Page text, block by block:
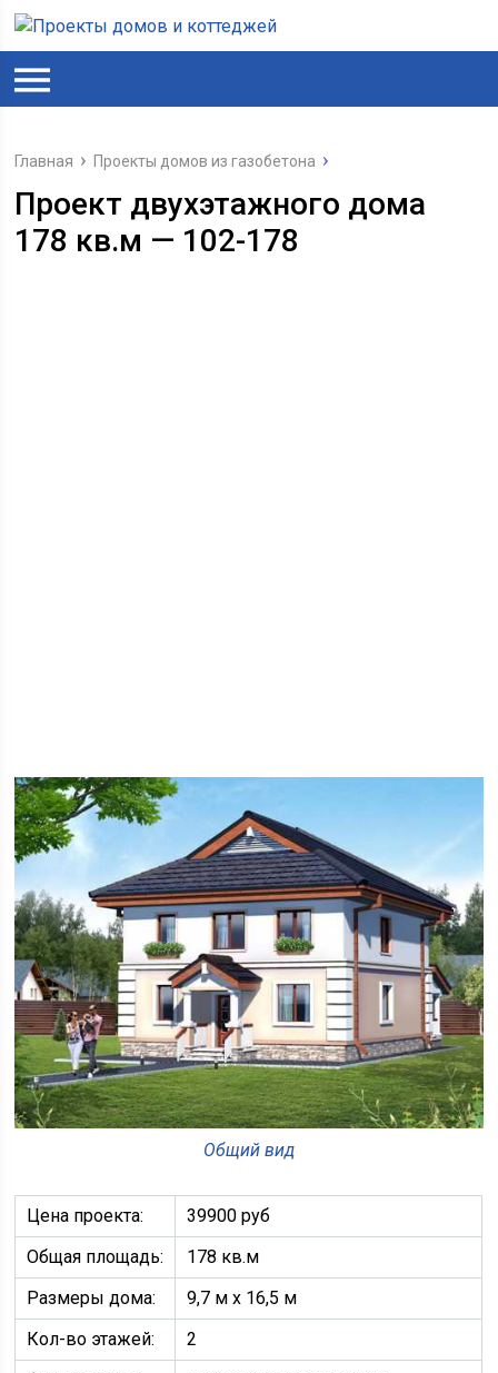
Главная Проекты домов из газобетона
Проект двухэтажного дома
178 кв.м — 102-178
Общий вид
Цена проекта:
39900 руб
Общая площадь:
178 кв.м
Размеры дома:
9,7 м х 16,5 м
Кол-во этажей:
2